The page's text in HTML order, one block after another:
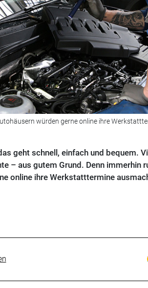
würden gerne online ihre
geht schnell, einfach und bequem.
– aus gutem Grund. Denn immerhin
online ihre Werkstatttermine